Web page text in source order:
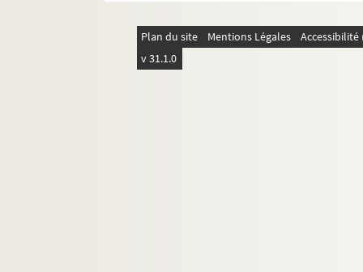
Plan du site Mentions Légales
v 31.1.0